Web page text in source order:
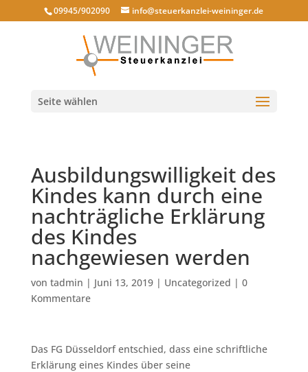
09945/902090 info@steuerkanzlei-weininger.de
Seite wählen
Ausbildungswilligkeit des
Kindes kann durch eine
nachträgliche Erklärung
des Kindes
nachgewiesen werden
von tadmin | Juni 13, 2019| Uncategorized | 0
Kommentare
Das FG Düsseldorf entschied, dass eine schriftliche
Erklärung eines Kindes über seine